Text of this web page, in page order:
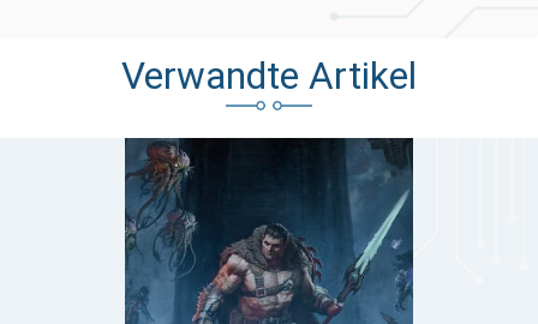
Verwandte Artikel